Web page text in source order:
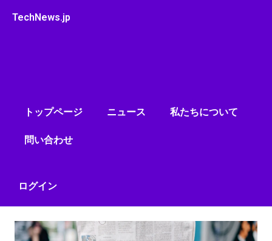
TechNews.jp
トップページ ニュース 私たちについて
問い合わせ
ログイン